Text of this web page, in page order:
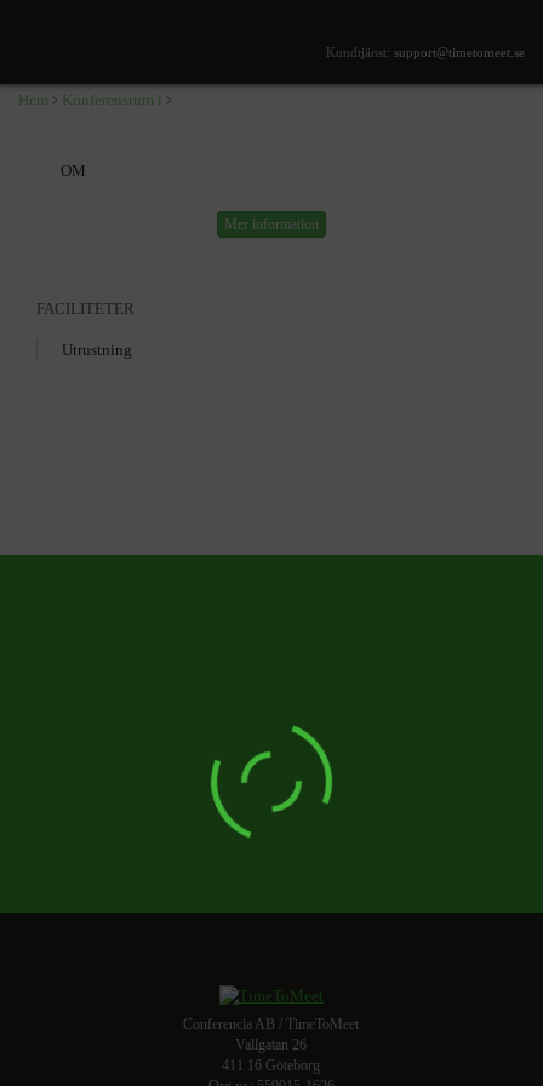
Kundtjänst: support@timetomeet.se
Hem Konferensrum i
OM
Mer information
FACILITETER
Utrustning
Conferencia AB / TimeToMeet
Vallgatan 26
411 16 Göteborg